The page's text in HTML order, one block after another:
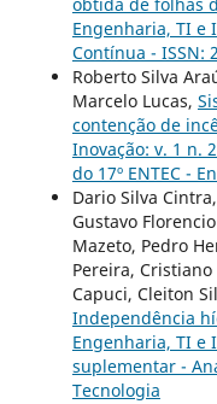
obtida de folhas
Engenharia, TI e
Contínua - ISSN:
Roberto Silva
Marcelo Lucas,
contenção de
Inovação: v. 1 n.
do 17º ENTEC -
Dario Silva
Gustavo
Mazeto, Pedro
Pereira,
Capuci, Cleiton
Independência
Engenharia, TI e
suplementar -
Tecnologia